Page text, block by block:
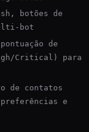
botões de
bot
de
Critical) para
de contatos
e